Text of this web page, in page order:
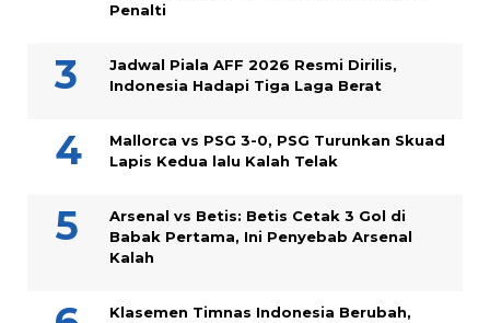
Penalti
Jadwal Piala AFF 2026 Resmi Dirilis,
Indonesia Hadapi Tiga Laga Berat
Mallorca vs PSG 3-0, PSG Turunkan Skuad
Lapis Kedua lalu Kalah Telak
Arsenal vs Betis: Betis Cetak 3 Gol di
Babak Pertama, Ini Penyebab Arsenal
Kalah
Klasemen Timnas Indonesia Berubah,